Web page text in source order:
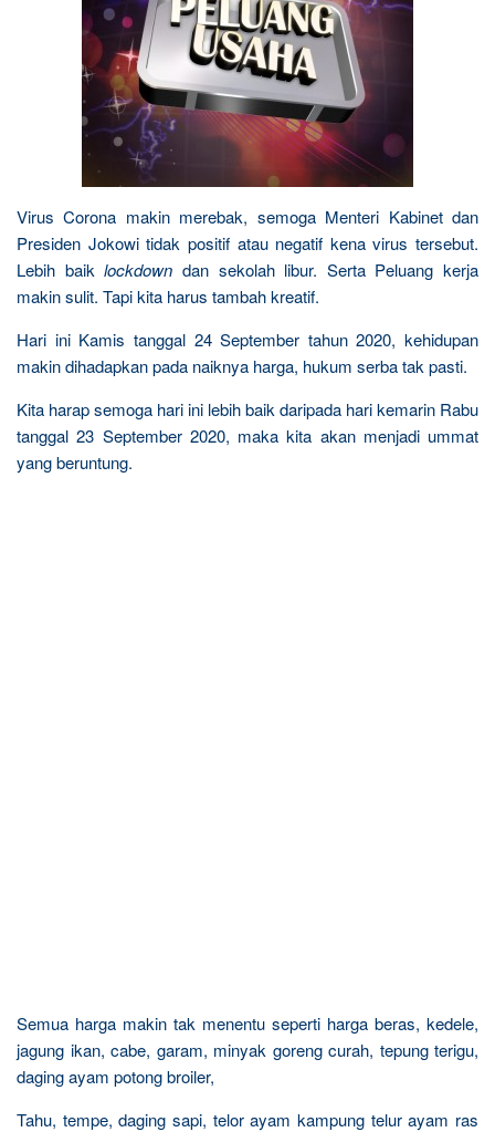
Virus Corona makin merebak, semoga Menteri Kabinet dan
Presiden Jokowi tidak positif atau negatif kena virus tersebut.
Lebih baiklockdown dan sekolah libur. Serta Peluang kerja
makin sulit. Tapi kita harus tambah kreatif.
Hari ini Kamis tanggal 24 September tahun 2020, kehidupan
makin dihadapkan pada naiknya harga, hukum serba tak pasti.
Kita harap semoga hari ini lebih baik daripada hari kemarin Rabu
tanggal 23 September 2020, maka kita akan menjadi ummat
yang beruntung.
Semua harga makin tak menentu seperti harga beras, kedele,
jagung ikan, cabe, garam, minyak goreng curah, tepung terigu,
daging ayam potong broiler,
Tahu, tempe, daging sapi, telor ayam kampung telur ayam ras